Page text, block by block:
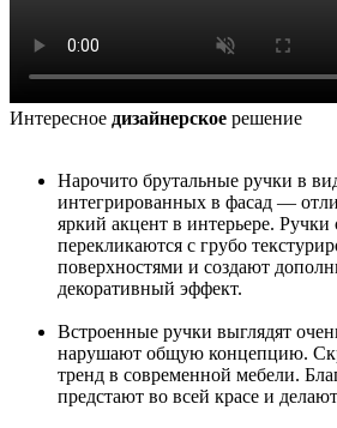
Интересное дизайнерское решение
Нарочито брутальные ручки в
интегрированных в фасад —
яркий акцент в интерьере. Ручки
перекликаются с грубо
поверхностями и создают
декоративный эффект.
Встроенные ручки выглядят
нарушают общую концепцию.
тренд в современной мебели.
предстают во всей красе и